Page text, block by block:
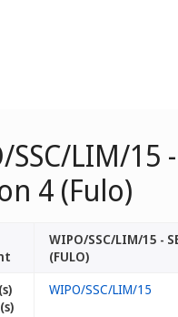
SSC/LIM/15 -
4 (Fulo)
WIPO/SSC/LIM/15 -
(FULO)
WIPO/SSC/LIM/15